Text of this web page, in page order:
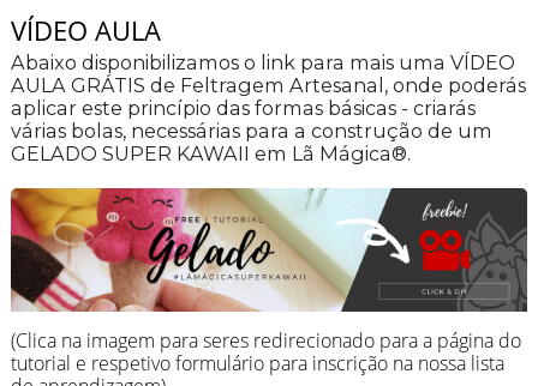
VÍDEO AULA
Abaixo disponibilizamos o link para mais uma VÍDEO
AULA GRÁTIS de Feltragem Artesanal , onde poderás
aplicar este princípio das formas básicas - criarás
várias bolas, necessárias para a construção de um
GELADO SUPER KAWAII em Lã Mágica®.
(Clica na imagem para seres redirecionado para a página do
tutorial e respetivo formulário para inscrição na nossa lista